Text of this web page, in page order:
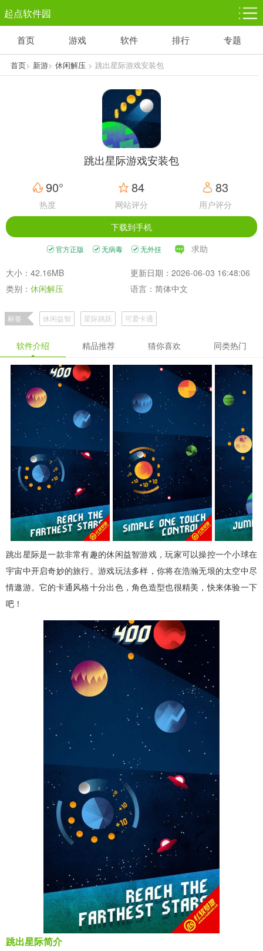
起点软件园
塔防游戏
1千+款游戏
休闲益智
1万+款游戏
体育竞技
5百+款游戏
赛车竞速
3百+款游戏
首页 游戏 软件 排行 专题
首页> 新游> 休闲解压> 跳出星际游戏安装包
跳出星际游戏安装包
90°
热度
84
网站评分
83
用户评分
下载到手机
官方正版 无病毒 无外挂 求助
大小：42.16MB
更新日期：2026-06-03 16:48:06
类别： 休闲解压 语言：简体中文
标签 休闲益智 星际跳跃 可爱卡通
软件介绍 精品推荐 猜你喜欢 同类热门
跳出星际是一款非常有趣的休闲益智游戏，玩家可以操控一个小球在
宇宙中开启奇妙的旅行。游戏玩法多样，你将在浩瀚无垠的太空中尽
情遨游。它的卡通风格十分出色，角色造型也很精美，快来体验一下
吧！
跳出星际简介